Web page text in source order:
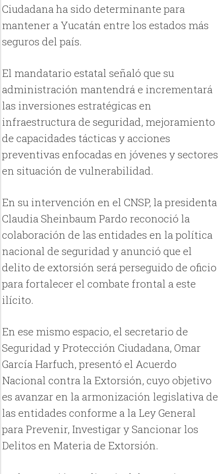
Ciudadana ha sido determinante para
mantener a Yucatán entre los estados más
seguros del país.
El mandatario estatal señaló que su
administración mantendrá e incrementará
las inversiones estratégicas en
infraestructura de seguridad, mejoramiento
de capacidades tácticas y acciones
preventivas enfocadas en jóvenes y sectores
en situación de vulnerabilidad.
En su intervención en el CNSP, la presidenta
Claudia Sheinbaum Pardo reconoció la
colaboración de las entidades en la política
nacional de seguridad y anunció que el
delito de extorsión será perseguido de oficio
para fortalecer el combate frontal a este
ilícito.
En ese mismo espacio, el secretario de
Seguridad y Protección Ciudadana, Omar
García Harfuch, presentó el Acuerdo
Nacional contra la Extorsión, cuyo objetivo
es avanzar en la armonización legislativa de
las entidades conforme a la Ley General
para Prevenir, Investigar y Sancionar los
Delitos en Materia de Extorsión.